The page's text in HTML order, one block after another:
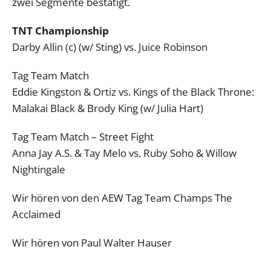
TNT Championship
Darby Allin (c) (w/ Sting) vs. Juice Robinson
Tag Team Match
Eddie Kingston & Ortiz vs. Kings of the Black Throne:
Malakai Black & Brody King (w/ Julia Hart)
Tag Team Match – Street Fight
Anna Jay A.S. & Tay Melo vs. Ruby Soho & Willow
Nightingale
Wir hören von den AEW Tag Team Champs The
Acclaimed
Wir hören von Paul Walter Hauser